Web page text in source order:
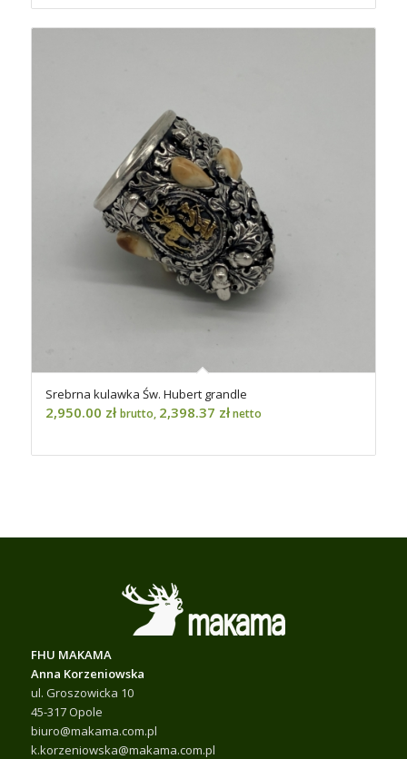
Srebrna kulawka Św. Hubert grandle
2,950.00 zł brutto, 2,398.37 złnetto
FHU MAKAMA
Anna Korzeniowska
ul. Groszowicka 10
45-317 Opole
biuro@makama.com.pl
k.korzeniowska@makama.com.pl